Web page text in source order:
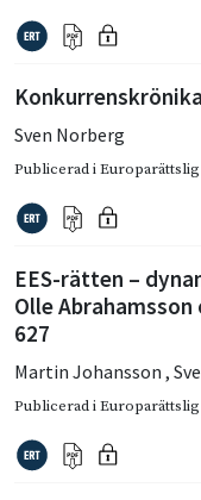
Konkurrenskrönika
Sven Norberg
Publicerad iEuroparättslig
EES-rätten –
Olle Abrahamsson
627
Martin Johansson ,
Publicerad iEuroparättslig